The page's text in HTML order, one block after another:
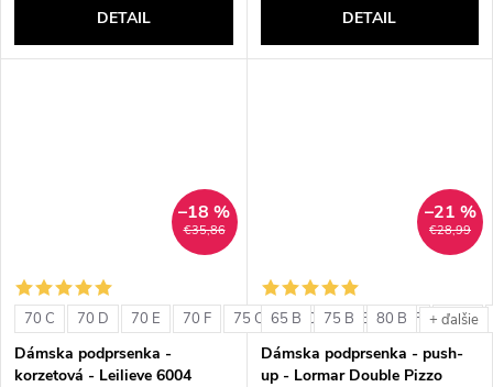
DETAIL DETAIL
€35,86
–18 %
70 C 70 D 70 E 70 F 75 C 75 D 75 E 75 F 80 C
Dámska podprsenka -
korzetová - Leilieve 6004
€28,99
–21 %
65 B 75 B 80 B + ďalšie
Dámska podprsenka - push-
up - Lormar Double Pizzo